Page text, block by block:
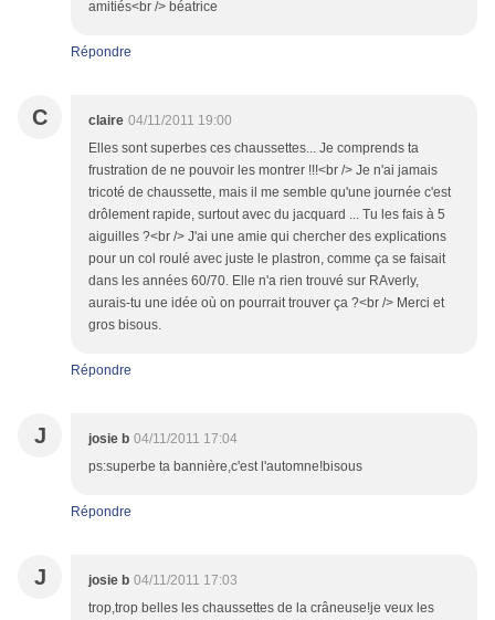
amitiés<br /> béatrice
Répondre
C claire 04/11/2011 19:00
Elles sont superbes ces chaussettes... Je comprends ta
frustration de ne pouvoir les montrer !!!<br /> Je n'ai jamais
tricoté de chaussette, mais il me semble qu'une journée c'est
drôlement rapide, surtout avec du jacquard ... Tu les fais à 5
aiguilles ?<br /> J'ai une amie qui chercher des explications
pour un col roulé avec juste le plastron, comme ça se faisait
dans les années 60/70. Elle n'a rien trouvé sur RAverly,
aurais-tu une idée où on pourrait trouver ça ?<br /> Merci et
gros bisous.
Répondre
J josie b 04/11/2011 17:04
ps:superbe ta bannière,c'est l'automne!bisous
Répondre
J josie b 04/11/2011 17:03
trop,trop belles les chaussettes de la crâneuse!je veux les